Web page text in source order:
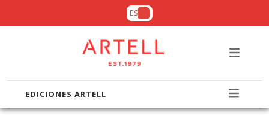
ES
EDICIONES ARTELL